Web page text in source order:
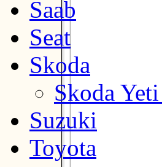
Saab
Seat
Skoda
Skoda
Suzuki
Toyota